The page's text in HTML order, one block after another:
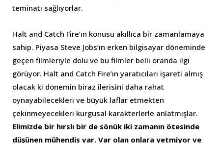
teminatı sağlıyorlar.
Halt and Catch Fire’ın konusu akıllıca bir zamanlamaya
sahip. Piyasa Steve Jobs’ın erken bilgisayar döneminde
geçen filmleriyle dolu ve bu filmler belli oranda ilgi
görüyor. Halt and Catch Fire’ın yaratıcıları işareti almış
olacak ki dönemin biraz ilerisini daha rahat
oynayabilecekleri ve büyük laflar etmekten
çekinmeyecekleri kurgusal karakterlerle anlatmışlar.
Elimizde bir hırslı bir de sönük iki zamanın ötesinde
düşünen mühendis var. Var olan onlara yetmiyor ve